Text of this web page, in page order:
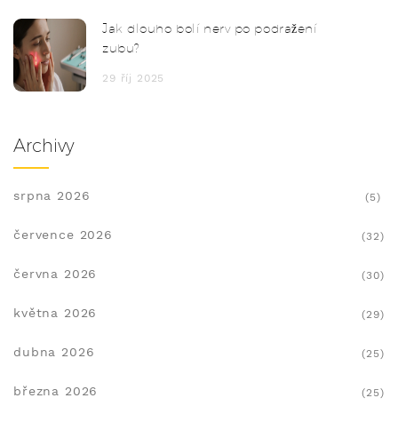
Jak dlouho bolí nerv po podražení
zubu?
29 říj 2025
Archivy
srpna 2026 (5)
července 2026 (32)
června 2026 (30)
května 2026 (29)
dubna 2026 (25)
března 2026 (25)